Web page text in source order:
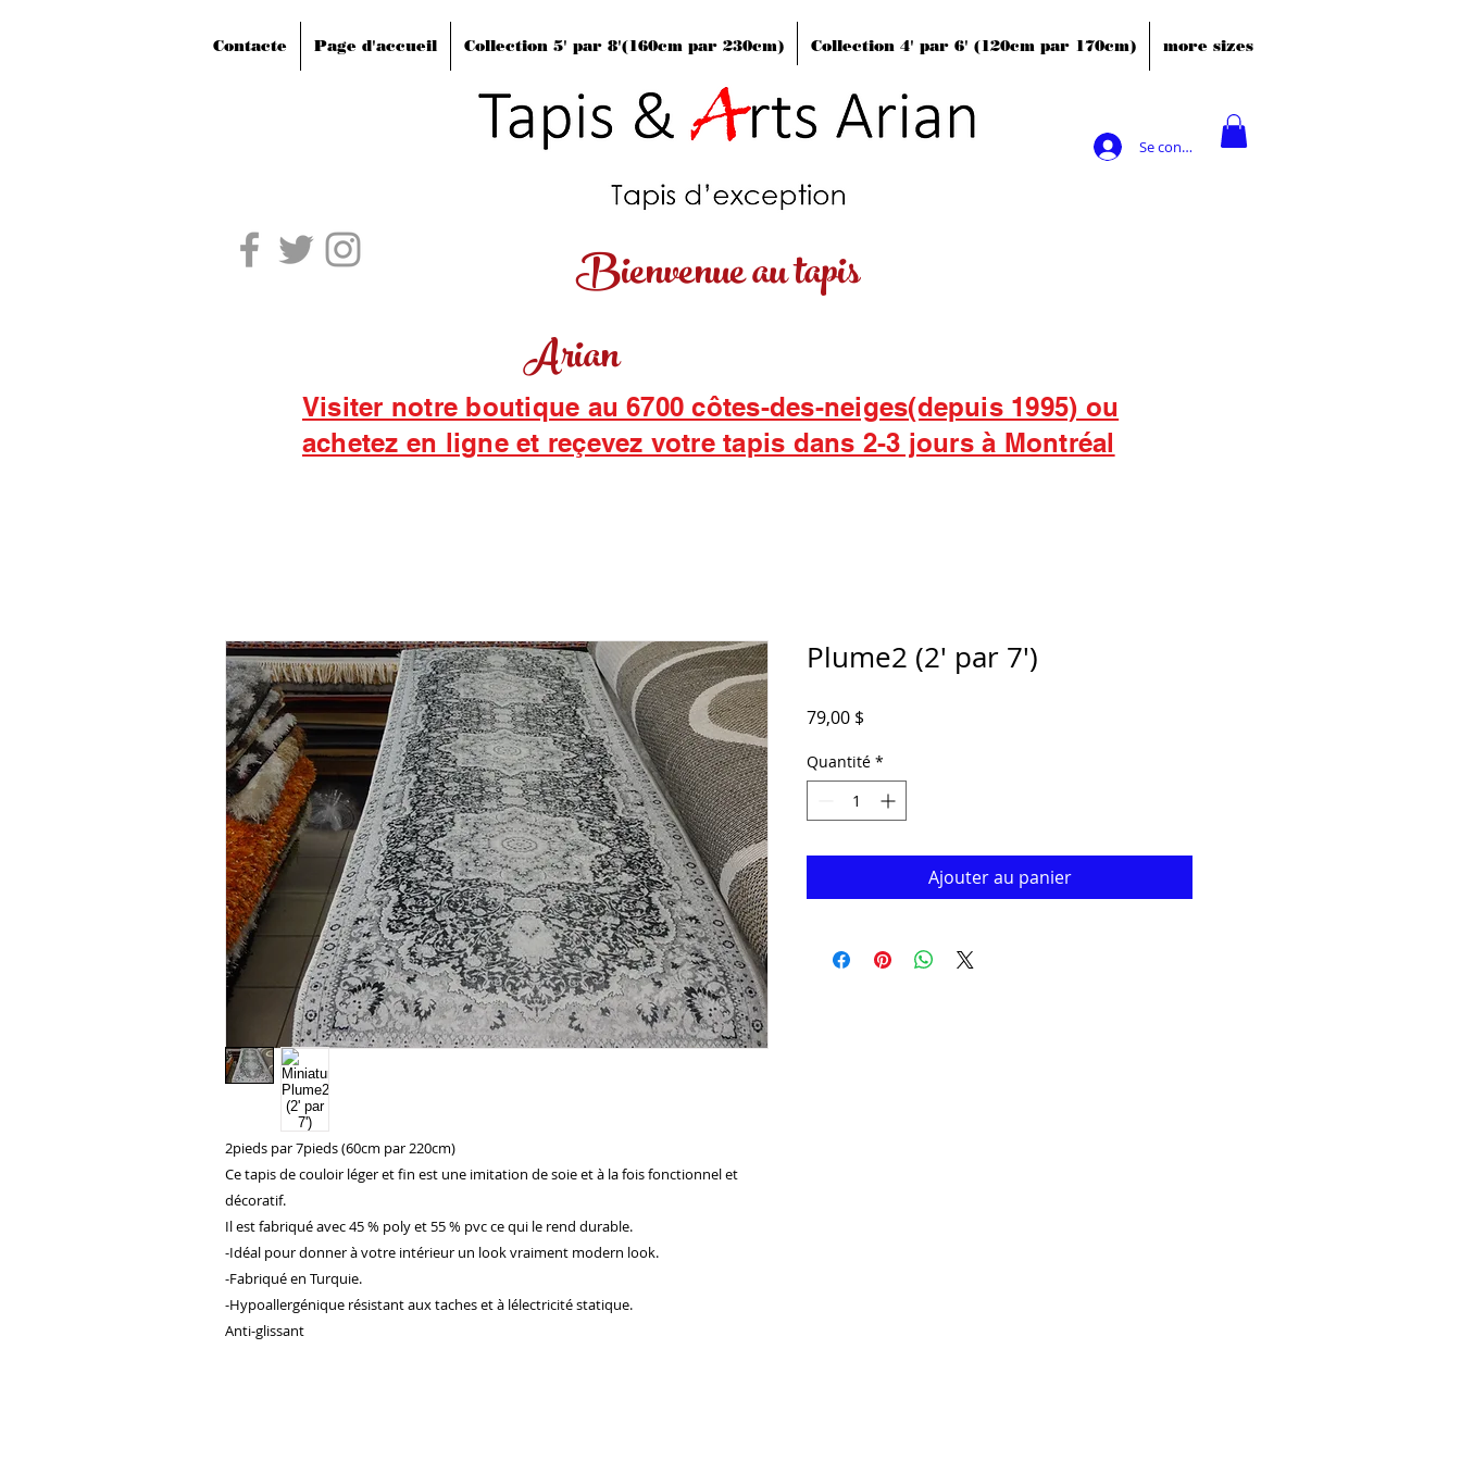
Contacte Page d'accueil Collection 5' par 8'(160cm par 230cm) Collection 4' par 6' (120cm par 170cm) more sizes
Se connecter
Bienvenue au tapis
Arian
Visiter notre boutique au 6700 côtes-des-neiges(depuis 1995) ou
achetez en ligne et reçevez votre tapis dans 2-3 jours à Montréal
2pieds par 7pieds (60cm par 220cm)
Ce tapis de couloir léger et fin est une imitation de soie et à la fois fonctionnel et
décoratif.
Il est fabriqué avec 45 % poly et 55 % pvc ce qui le rend durable.
-Idéal pour donner à votre intérieur un look vraiment modern look.
-Fabriqué en Turquie.
-Hypoallergénique résistant aux taches et à lélectricité statique.
Anti-glissant
Plume2 (2' par 7')
79,00 $
Quantité *
Ajouter au panier